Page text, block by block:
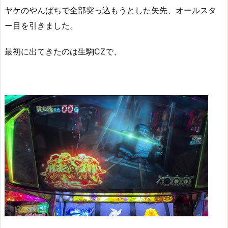
ヤケのやんぱちで全部突っ込もうとした矢先、オールスタ
ー目を引きました。
最初に出てきたのは生駒CZで、